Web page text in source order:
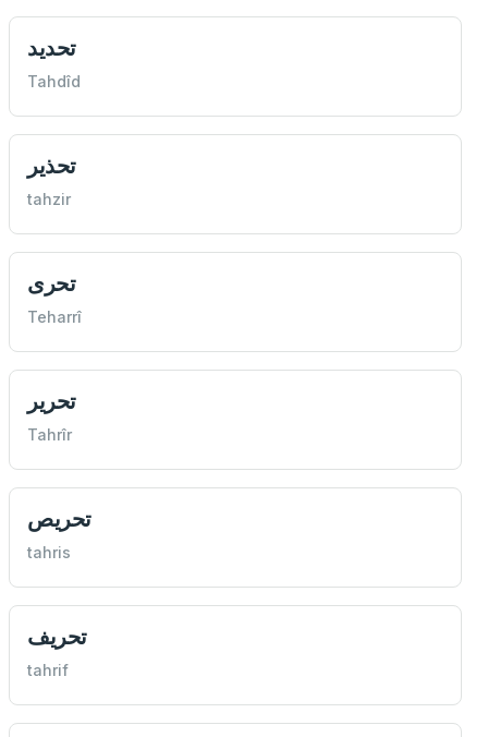
تحديد
Tahdîd
تحذير
tahzir
تحری
Teharrî
تحرير
Tahrîr
تحريص
tahris
تحريف
tahrif